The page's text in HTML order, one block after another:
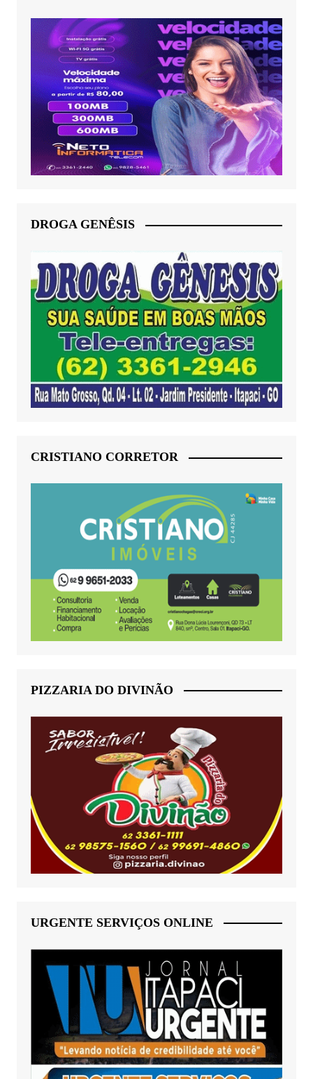
DROGA GENÊSIS
CRISTIANO CORRETOR
PIZZARIA DO DIVINÃO
URGENTE SERVIÇOS ONLINE